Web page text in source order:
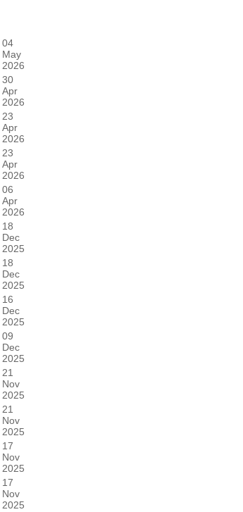
04
May
2026
30
Apr
2026
23
Apr
2026
23
Apr
2026
06
Apr
2026
18
Dec
2025
18
Dec
2025
16
Dec
2025
09
Dec
2025
21
Nov
2025
21
Nov
2025
17
Nov
2025
17
Nov
2025